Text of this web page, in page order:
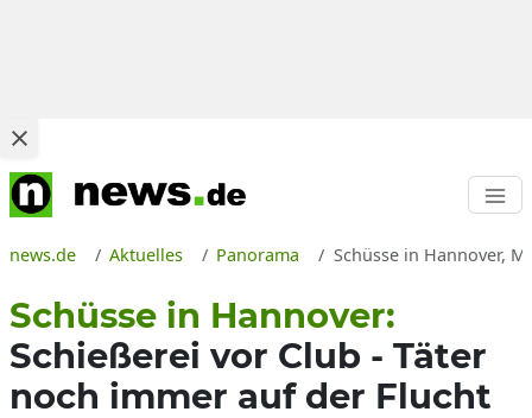
news.de Aktuelles Panorama Schüsse in Hannover,
Schüsse in Hannover:
Schießerei vor Club - Täter
noch immer auf der Flucht